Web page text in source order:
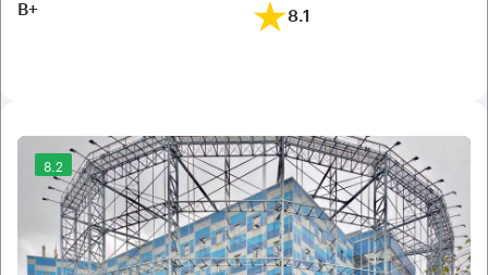
B+ 8.1
8.2